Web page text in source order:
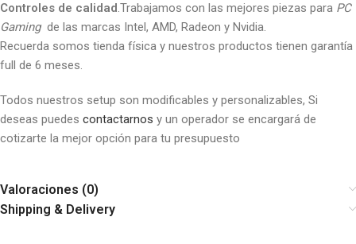
Controles de calidad.Trabajamos con las mejores piezas para PC
Gamingde las marcas Intel, AMD, Radeon y Nvidia.
Recuerda somos tienda física y nuestros productos tienen garantía
full de 6 meses.
Todos nuestros setup son modificables y personalizables, Si
deseas puedes contactarnos y un operador se encargará de
cotizarte la mejor opción para tu presupuesto
Valoraciones (0)
Shipping & Delivery